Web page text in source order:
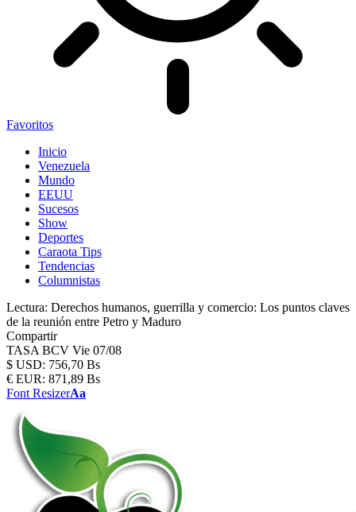
Favoritos
Inicio
Venezuela
Mundo
EEUU
Sucesos
Show
Deportes
Caraota Tips
Tendencias
Columnistas
Lectura: Derechos humanos, guerrilla y comercio: Los puntos claves
de la reunión entre Petro y Maduro
Compartir
TASA BCV Vie 07/08
$ USD: 756,70 Bs
€ EUR: 871,89 Bs
Font ResizerAa